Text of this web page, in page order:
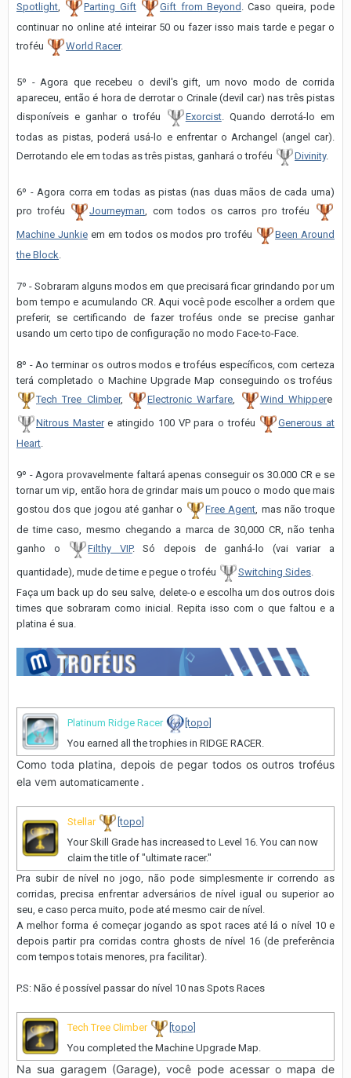
Spotlight, Parting Gift Gift from Beyond . Caso queira, pode
continuar no online até inteirar 50 ou fazer isso mais tarde e pegar o
troféu
World Racer.
5º - Agora que recebeu o devil's gift, um novo modo de corrida
apareceu, então é hora de derrotar o Crinale (devil car) nas três pistas
disponíveis e ganhar o troféu
Exorcist. Quando derrotá-lo em
todas as pistas, poderá usá-lo e enfrentar o Archangel (angel car).
Derrotando ele em todas as três pistas, ganhará o troféu
Divinity.
6º - Agora corra em todas as pistas (nas duas mãos de cada uma)
pro troféu
Journeyman, com todos os carros pro troféu
Machine Junkieem em todos os modos pro troféu
Been Around
the Block.
7º - Sobraram alguns modos em que precisará ficar grindando por um
bom tempo e acumulando CR. Aqui você pode escolher a ordem que
preferir, se certificando de fazer troféus onde se precise ganhar
usando um certo tipo de configuração no modo Face-to-Face.
8º - Ao terminar os outros modos e troféus específicos, com certeza
terá completado o Machine Upgrade Map conseguindo os troféus
Tech Tree Climber, Electronic Warfare, Wind Whippere
Nitrous Mastere atingido 100 VP para o troféu
Generous at
Heart.
9º - Agora provavelmente faltará apenas conseguir os 30.000 CR e se
tornar um vip, então hora de grindar mais um pouco o modo que mais
gostou dos que jogou até ganhar o
Free Agent, mas não troque
de time caso, mesmo chegando a marca de 30,000 CR, não tenha
ganho o
Filthy VIP. Só depois de ganhá-lo (vai variar a
quantidade), mude de time e pegue o troféu
Switching Sides.
Faça um back up do seu salve, delete-o e escolha um dos outros dois
times que sobraram como inicial. Repita isso com o que faltou e a
platina é sua.
Platinum Ridge Racer
[topo]
You earned all the trophies in RIDGE RACER.
Como toda platina, depois de pegar todos os outros troféus
ela vem automaticamente .
Stellar
[topo]
Your Skill Grade has increased to Level 16. You can now
claim the title of "ultimate racer."
Pra subir de nível no jogo, não pode simplesmente ir correndo as
corridas, precisa enfrentar adversários de nível igual ou superior ao
seu, e caso perca muito, pode até mesmo cair de nível.
A melhor forma é começar jogando as spot races até lá o nível 10 e
depois partir pra corridas contra ghosts de nível 16 (de preferência
com tempos totais menores, pra facilitar).
P.S: Não é possível passar do nível 10 nas Spots Races
Tech Tree Climber
[topo]
You completed the Machine Upgrade Map.
Na sua garagem (Garage), você pode acessar o mapa de